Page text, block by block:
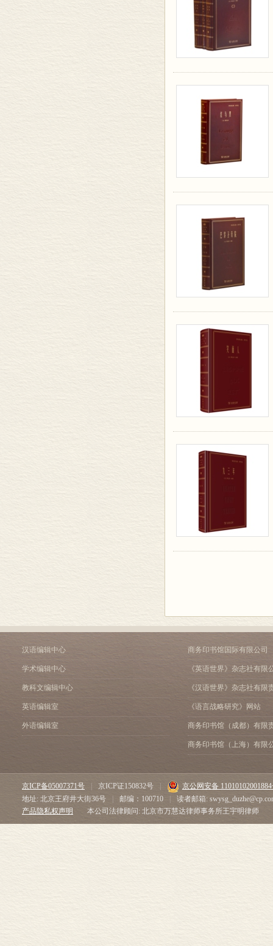
汉语编辑中心
学术编辑中心
教科文编辑中心
英语编辑室
外语编辑室
商务印书馆国际有限公司
《英语世界》杂志社有限
《汉语世界》杂志社有限
《语言战略研究》网站
商务印书馆（成都）有限
商务印书馆（上海）有限
京ICP备05007371号 京ICP证150832号
京公网安备
地址: 北京王府井大街36号
邮编：100710
读者邮箱:
产品隐私权声明
本公司法律顾问: 北京市万慧达律师事务所王宇明律师